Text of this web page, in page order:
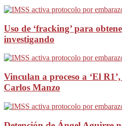
Uso de ‘fracking’ para
investigando
Vinculan a proceso a ‘El
Carlos Manzo